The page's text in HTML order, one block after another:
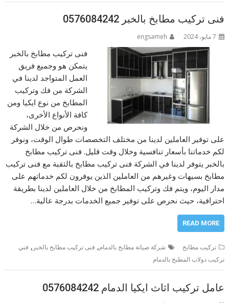
فنى تركيب مطابخ بالخبر 0576084242
7 مايو، 2024 engsameh
فنى تركيب مطابخ بالخبر
يتمكن هو وجميع فريق
العمل المتواجد لدينا في
الشركة من فك وتركيب
المطابخ من نوع ايكيا ومن
كافة الأنواع الأخرى،
ونحرص من خلال الشركة
على توفير العاملين لدينا من مختلف التخصصات طوال الوقت، ونوفر
لكم خدماتنا بأسعار تنافسية وخلال وقت قليل. فنى تركيب مطابخ
بالخبر يتوفر لدينا في الشركة فنى تركيب مطابخ بالثقبة مع فنى تركيب
مطابخ بسيهات وغيرهم من العاملين الذين يوفرون لكم خدماتهم على
مدار اليوم، ويتم فك وتركيب المطابخ من خلال العاملين لدينا بطريقة
احترافية، حيث نحرص على توفير جميع الخدمات بدرجة عالية…
READ MORE
تركيب مطابخ شركة صيانة مطابخ بالدمام, فنى تركيب مطابخ بالخبر , فني
تركيب دولاب المطبخ بالدمام
عامل تركيب اثاث ايكيا الدمام 0576084242